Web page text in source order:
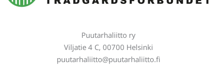
Puutarhaliitto ry
Viljatie 4 C, 00700 Helsinki
puutarhaliitto@puutarhaliitto.fi